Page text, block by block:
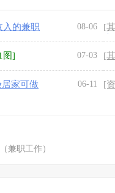
入的兼职
08-06 [
图] 07-03 [
家可做
06-11 [
兼职工作）